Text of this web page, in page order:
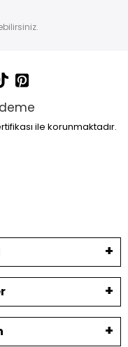
ile korunmaktadır.